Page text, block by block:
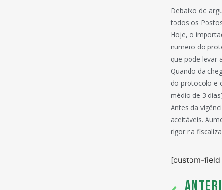
Debaixo do
todos os
Hoje, o
numero do
que pode levar
Quando da
do protocolo e
médio de 3
Antes da
aceitáveis.
rigor na
[custom-field